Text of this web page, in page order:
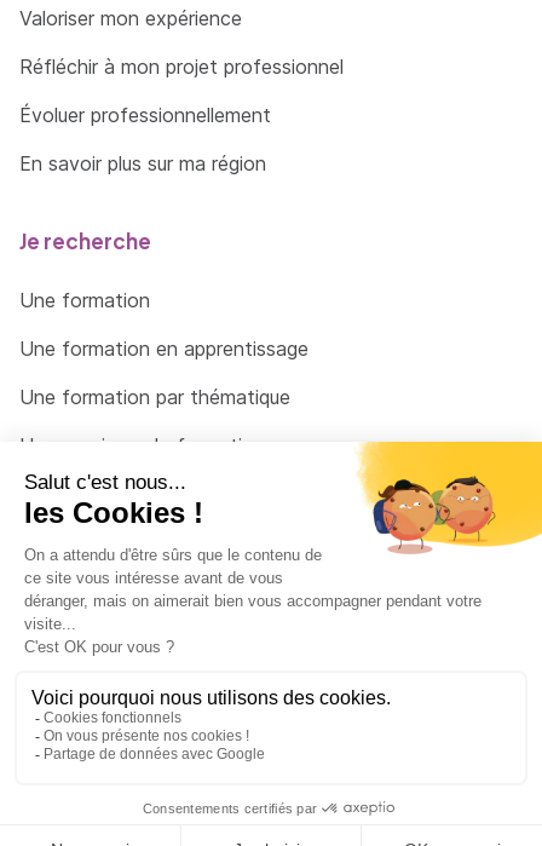
Valoriser mon expérience
Réfléchir à mon projet professionnel
Évoluer professionnellement
En savoir plus sur ma région
Je recherche
Une formation
Une formation en apprentissage
Une formation par thématique
Un organisme de formation
Un conseiller
Une solution pour raccrocher
© 2026 - Côté Formations - par Via Compétences
Menu Pied de page
Mentions Légales
Politique de confidentialité